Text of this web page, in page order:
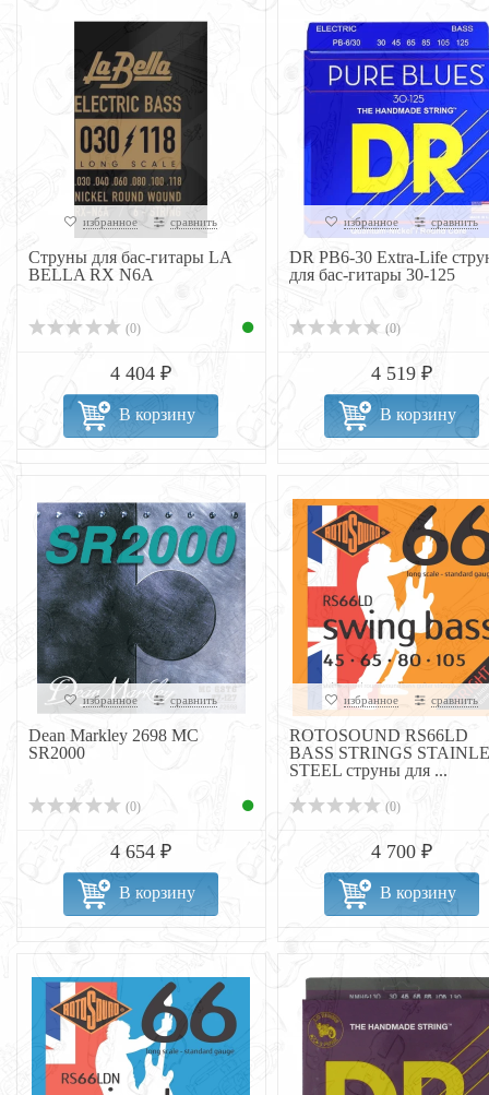
избранное сравнить
Струны для бас-гитары LA
BELLA RX N6A
(0)
4 404 ₽
В корзину
избранное сравнить
DR PB6-30 Extra-Life
для бас-гитары 30-125
(0)
4 519 ₽
В корзину
избранное сравнить
Dean Markley 2698 MC
SR2000
(0)
4 654 ₽
В корзину
избранное сравнить
ROTOSOUND RS66LD
BASS STRINGS
STEEL струны для ...
(0)
4 700 ₽
В корзину